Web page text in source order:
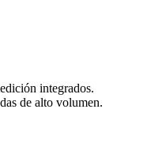
integrados.
de alto volumen.